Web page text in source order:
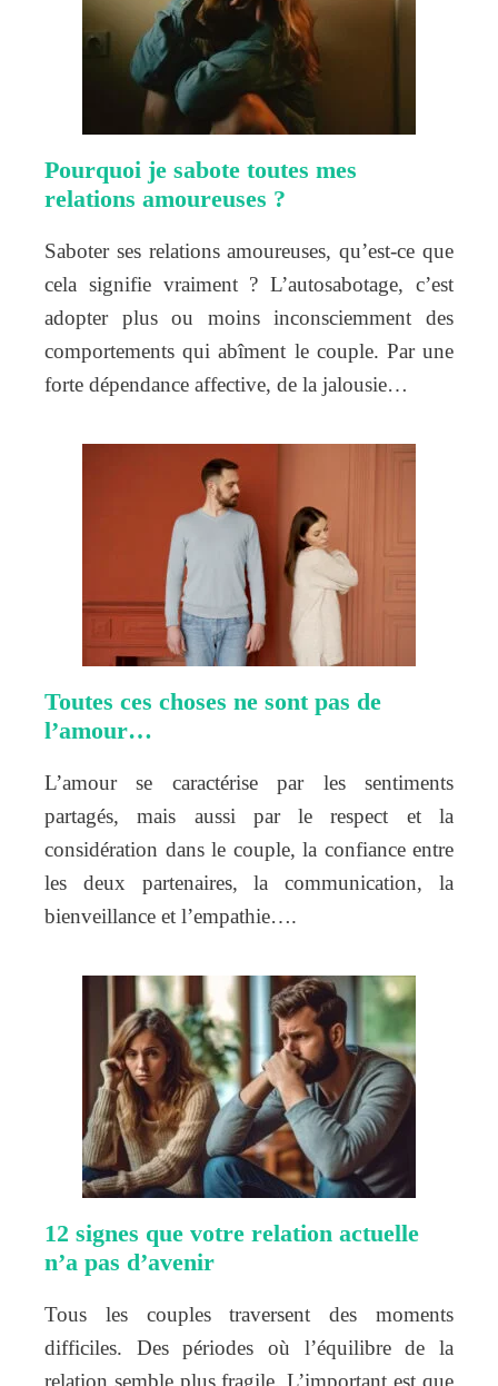
Pourquoi je sabote toutes mes
relations amoureuses ?
Saboter ses relations amoureuses, qu’est-ce que
cela signifie vraiment ? L’autosabotage, c’est
adopter plus ou moins inconsciemment des
comportements qui abîment le couple. Par une
forte dépendance affective, de la jalousie…
Toutes ces choses ne sont pas de
l’amour…
L’amour se caractérise par les sentiments
partagés, mais aussi par le respect et la
considération dans le couple, la confiance entre
les deux partenaires, la communication, la
bienveillance et l’empathie….
12 signes que votre relation actuelle
n’a pas d’avenir
Tous les couples traversent des moments
difficiles. Des périodes où l’équilibre de la
relation semble plus fragile. L’important est que